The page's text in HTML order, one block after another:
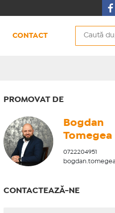
CONTACT
PROMOVAT DE
Bogdan
Tomegea
0722204951
CONTACTEAZĂ-NE